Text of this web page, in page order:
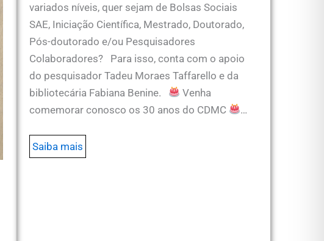
variados níveis, quer sejam de Bolsas Sociais
SAE, Iniciação Científica, Mestrado, Doutorado,
Pós-doutorado e/ou Pesquisadores
Colaboradores? Para isso, conta com o apoio
do pesquisador Tadeu Moraes Taffarello e da
bibliotecária Fabiana Benine.
Venha
comemorar conosco os 30 anos do CDMC
…
Saiba mais